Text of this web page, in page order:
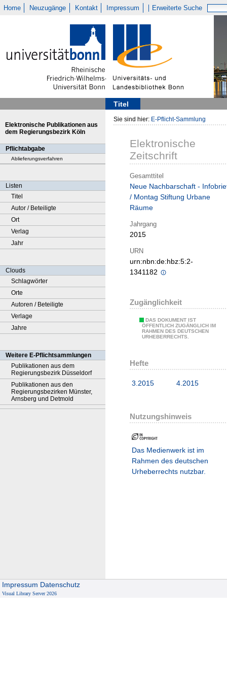
Home Neuzugänge Kontakt Impressum Erweiterte Suche
Titel
Elektronische Publikationen aus
dem Regierungsbezirk Köln
Pflichtabgabe
Ablieferungsverfahren
Listen
Titel
Autor / Beteiligte
Ort
Verlag
Jahr
Clouds
Schlagwörter
Orte
Autoren / Beteiligte
Verlage
Jahre
Weitere E-Pflichtsammlungen
Publikationen aus dem
Regierungsbezirk Düsseldorf
Publikationen aus den
Regierungsbezirken Münster,
Arnsberg und Detmold
Sie sind hier: E-Pflicht-Sammlung
Elektronische
Zeitschrift
Gesamttitel
Neue Nachbarschaft -
/ Montag Stiftung Urbane
Räume
Jahrgang
2015
URN
urn:nbn:de:hbz:5:2-
1341182
Zugänglichkeit
DAS DOKUMENT IST
ÖFFENTLICH ZUGÄNGLICH IM
RAHMEN DES DEUTSCHEN
URHEBERRECHTS.
Hefte
3.2015 4.2015
Nutzungshinweis
Das Medienwerk ist im
Rahmen des deutschen
Urheberrechts nutzbar.
Impressum Datenschutz
Visual Library Server 2026